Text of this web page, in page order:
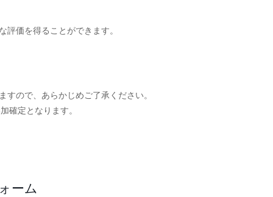
価を得ることができます。
ので、あらかじめご了承ください。
確定となります。
ーム